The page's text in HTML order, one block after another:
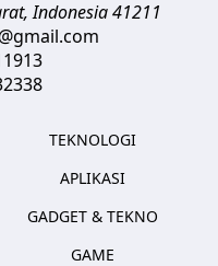
,Indonesia41211
TEKNOLOGI
APLIKASI
GADGET & TEKNO
GAME